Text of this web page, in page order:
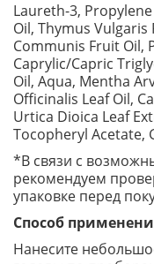
Laureth-3,
Oil, Thymus Vulgaris
Communis Fruit Oil,
Caprylic/Capric
Oil, Aqua, Mentha
Officinalis Leaf Oil,
Urtica Dioica Leaf
Tocopheryl Acetate,
*В связи с
рекомендуем
упаковке перед
Способ
Нанесите